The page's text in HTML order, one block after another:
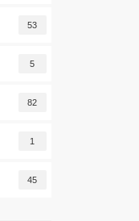
53
5
82
1
45